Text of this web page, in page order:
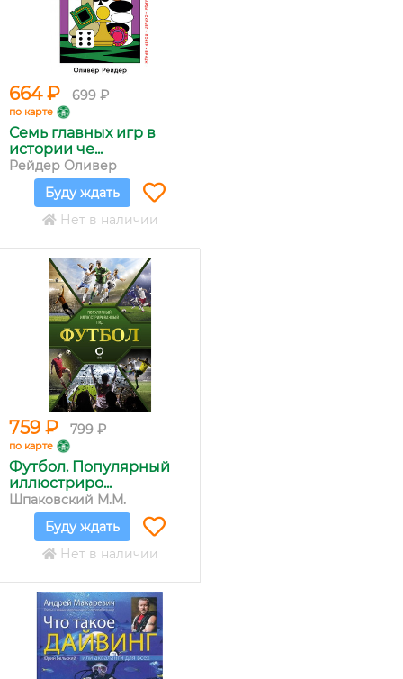
664 ₽ 699 ₽
по карте
Семь главных игр в
истории че...
Рейдер Оливер
Буду ждать
Нет в наличии
759 ₽ 799 ₽
по карте
Футбол. Популярный
иллюстриро...
Шпаковский М.М.
Буду ждать
Нет в наличии